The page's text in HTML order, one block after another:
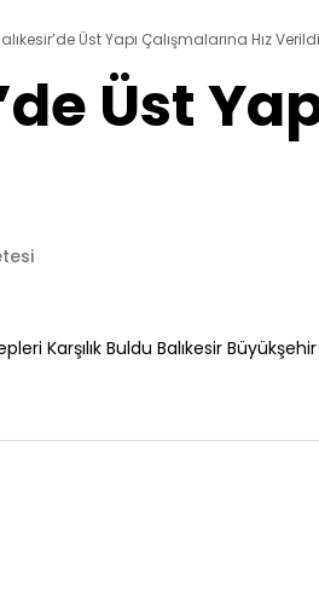
Üst Yapı Çalışmalarına Hız Verildi
Üst